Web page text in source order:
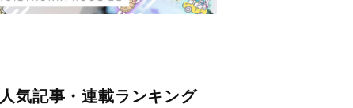
人気記事・連載ランキング